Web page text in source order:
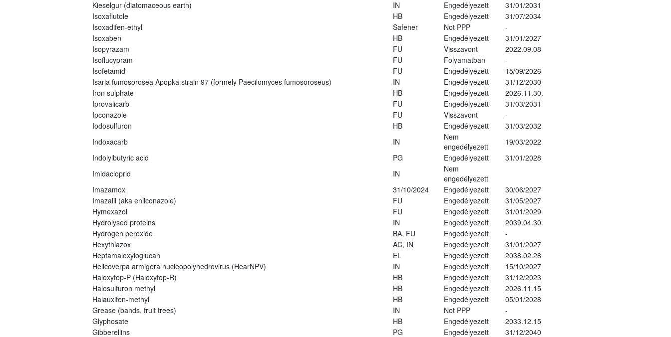
Kieselgur (diatomaceous earth)
IN Engedélyezett
31/01/2031
Isoxaflutole
HB Engedélyezett
31/07/2034
Isoxadifen-ethyl
Safener Not PPP
-
Isoxaben
HB Engedélyezett
31/01/2027
Isopyrazam
FU Visszavont
2022.09.08
Isoflucypram
FU Folyamatban
-
Isofetamid
FU Engedélyezett
15/09/2026
Isaria fumosorosea Apopka strain 97 (formely Paecilomyces fumosoroseus)
IN Engedélyezett
31/12/2030
Iron sulphate
HB Engedélyezett
2026.11.30.
Iprovalicarb
FU Engedélyezett
31/03/2031
Ipconazole
FU Visszavont
-
Iodosulfuron
HB Engedélyezett
31/03/2032
Indoxacarb
IN
Nem
engedélyezett
19/03/2022
Indolylbutyric acid
PG Engedélyezett
31/01/2028
Imidacloprid
IN
Nem
engedélyezett
Imazamox
31/10/2024 Engedélyezett
30/06/2027
Imazalil (aka enilconazole)
FU Engedélyezett
31/05/2027
Hymexazol
FU Engedélyezett
31/01/2029
Hydrolysed proteins
IN Engedélyezett
2039.04.30.
Hydrogen peroxide
BA, FU Engedélyezett
-
Hexythiazox
AC, IN Engedélyezett
31/01/2027
Heptamaloxyloglucan
EL Engedélyezett
2038.02.28
Helicoverpa armigera nucleopolyhedrovirus (HearNPV)
IN Engedélyezett
15/10/2027
Haloxyfop-P (Haloxyfop-R)
HB Engedélyezett
31/12/2023
Halosulfuron methyl
HB Engedélyezett
2026.11.15
Halauxifen-methyl
HB Engedélyezett
05/01/2028
Grease (bands, fruit trees)
IN Not PPP
-
Glyphosate
HB Engedélyezett
2033.12.15
Gibberellins
PG Engedélyezett
31/12/2040